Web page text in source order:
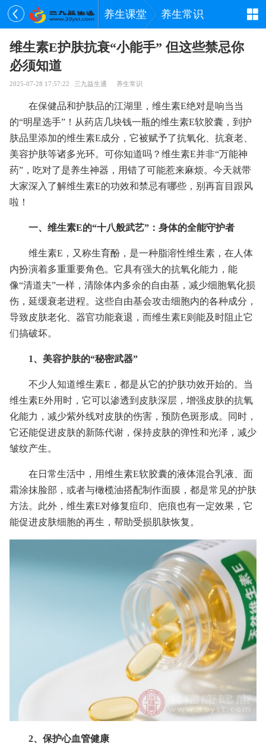
养生课堂 养生常识
维生素E护肤抗衰“小能手” 但这些禁忌你
必须知道
2025-07-28 17:57:22 三九益生通 养生常识
在保健品和护肤品的江湖里，维生素E绝对是响当当
的“明星选手”！从药店几块钱一瓶的维生素E软胶囊，到护
肤品里添加的维生素E成分，它被赋予了抗氧化、抗衰老、
美容护肤等诸多光环。可你知道吗？维生素E并非“万能神
药”，吃对了是养生神器，用错了可能惹来麻烦。今天就带
大家深入了解维生素E的功效和禁忌有哪些，别再盲目跟风
啦！
一、维生素E的“十八般武艺”：身体的全能守护者
维生素E，又称生育酚，是一种脂溶性维生素，在人体
内扮演着多重重要角色。它具有强大的抗氧化能力，能
像“清道夫”一样，清除体内多余的自由基，减少细胞氧化损
伤，延缓衰老进程。这些自由基会攻击细胞内的各种成分，
导致皮肤老化、器官功能衰退，而维生素E则能及时阻止它
们搞破坏。
1、美容护肤的“秘密武器”
不少人知道维生素E，都是从它的护肤功效开始的。当
维生素E外用时，它可以渗透到皮肤深层，增强皮肤的抗氧
化能力，减少紫外线对皮肤的伤害，预防色斑形成。同时，
它还能促进皮肤的新陈代谢，保持皮肤的弹性和光泽，减少
皱纹产生。
在日常生活中，用维生素E软胶囊的液体混合乳液、面
霜涂抹脸部，或者与橄榄油搭配制作面膜，都是常见的护肤
方法。此外，维生素E对修复痘印、疤痕也有一定效果，它
能促进皮肤细胞的再生，帮助受损肌肤恢复。
2、保护心血管健康